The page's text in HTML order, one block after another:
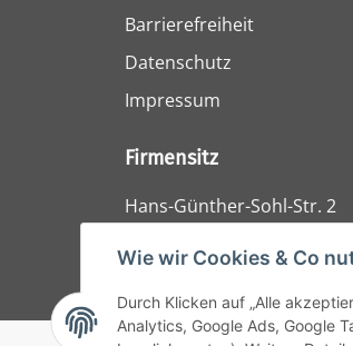
Wie wir Cookies & Co
Durch Klicken auf „Alle
Analytics, Google Ads, Google
Barrierefreiheit
Datenschutz
Impressum
Firmensitz
Hans-Günther-Sohl-Str. 2